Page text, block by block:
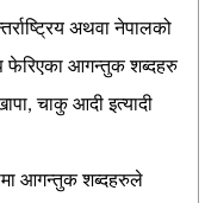
अथवा नेपालको
फेरिएका आगन्तुक शब्दहरु
चाकु आदी इत्यादी
आगन्तुक शब्दहरुले